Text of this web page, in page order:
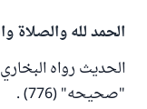
الحمد لله والصلاة
"صحيحه" (776) .